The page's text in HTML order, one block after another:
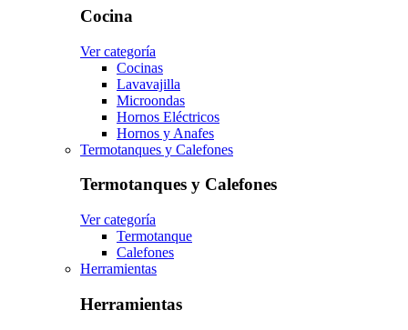
Cocina
Ver categoría
Cocinas
Lavavajilla
Microondas
Hornos Eléctricos
Hornos y Anafes
Termotanques y Calefones
Termotanques y Calefones
Ver categoría
Termotanque
Calefones
Herramientas
Herramientas